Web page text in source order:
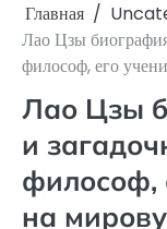
Главная
Лао Цзы
философ, его
Лао Цзы
и
философ,
на